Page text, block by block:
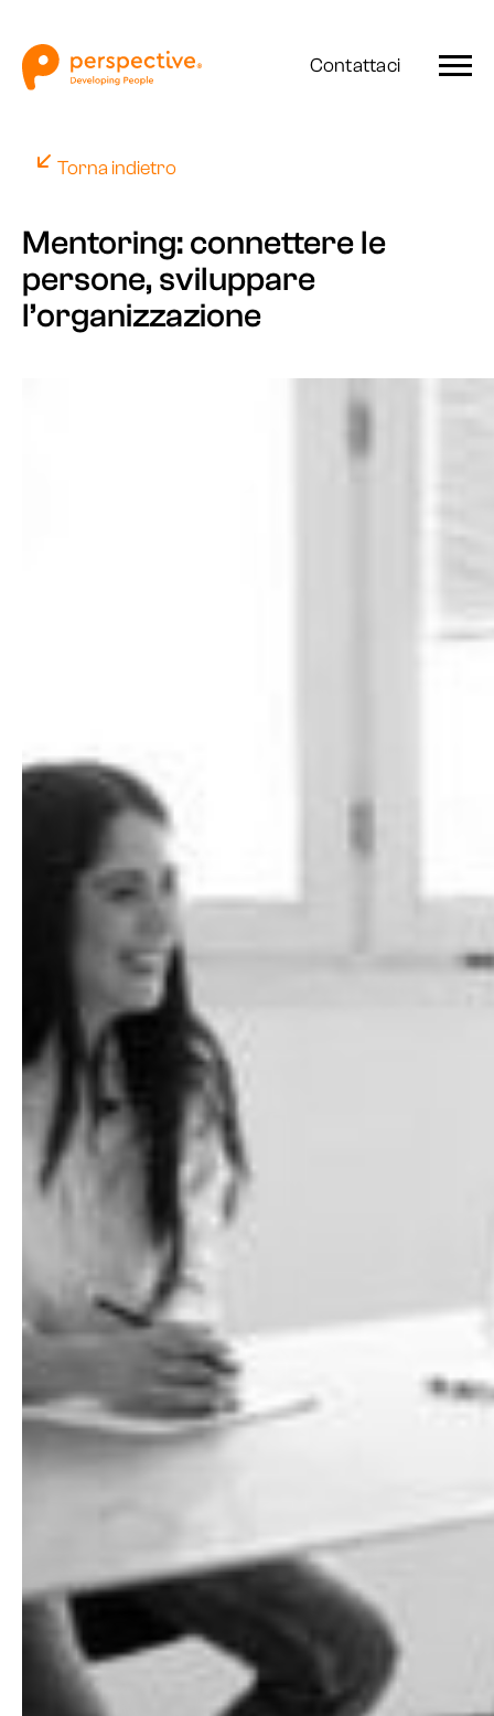
Contattaci
Torna indietro
Mentoring: connettere le
persone, sviluppare
l’organizzazione